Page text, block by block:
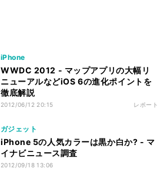
iPhone
WWDC 2012 - マップアプリの大幅リ
ニューアルなどiOS 6の進化ポイントを
徹底解説
2012/06/12 20:15 レポート
ガジェット
iPhone 5の人気カラーは黒か白か? - マ
イナビニュース調査
2012/09/18 13:06